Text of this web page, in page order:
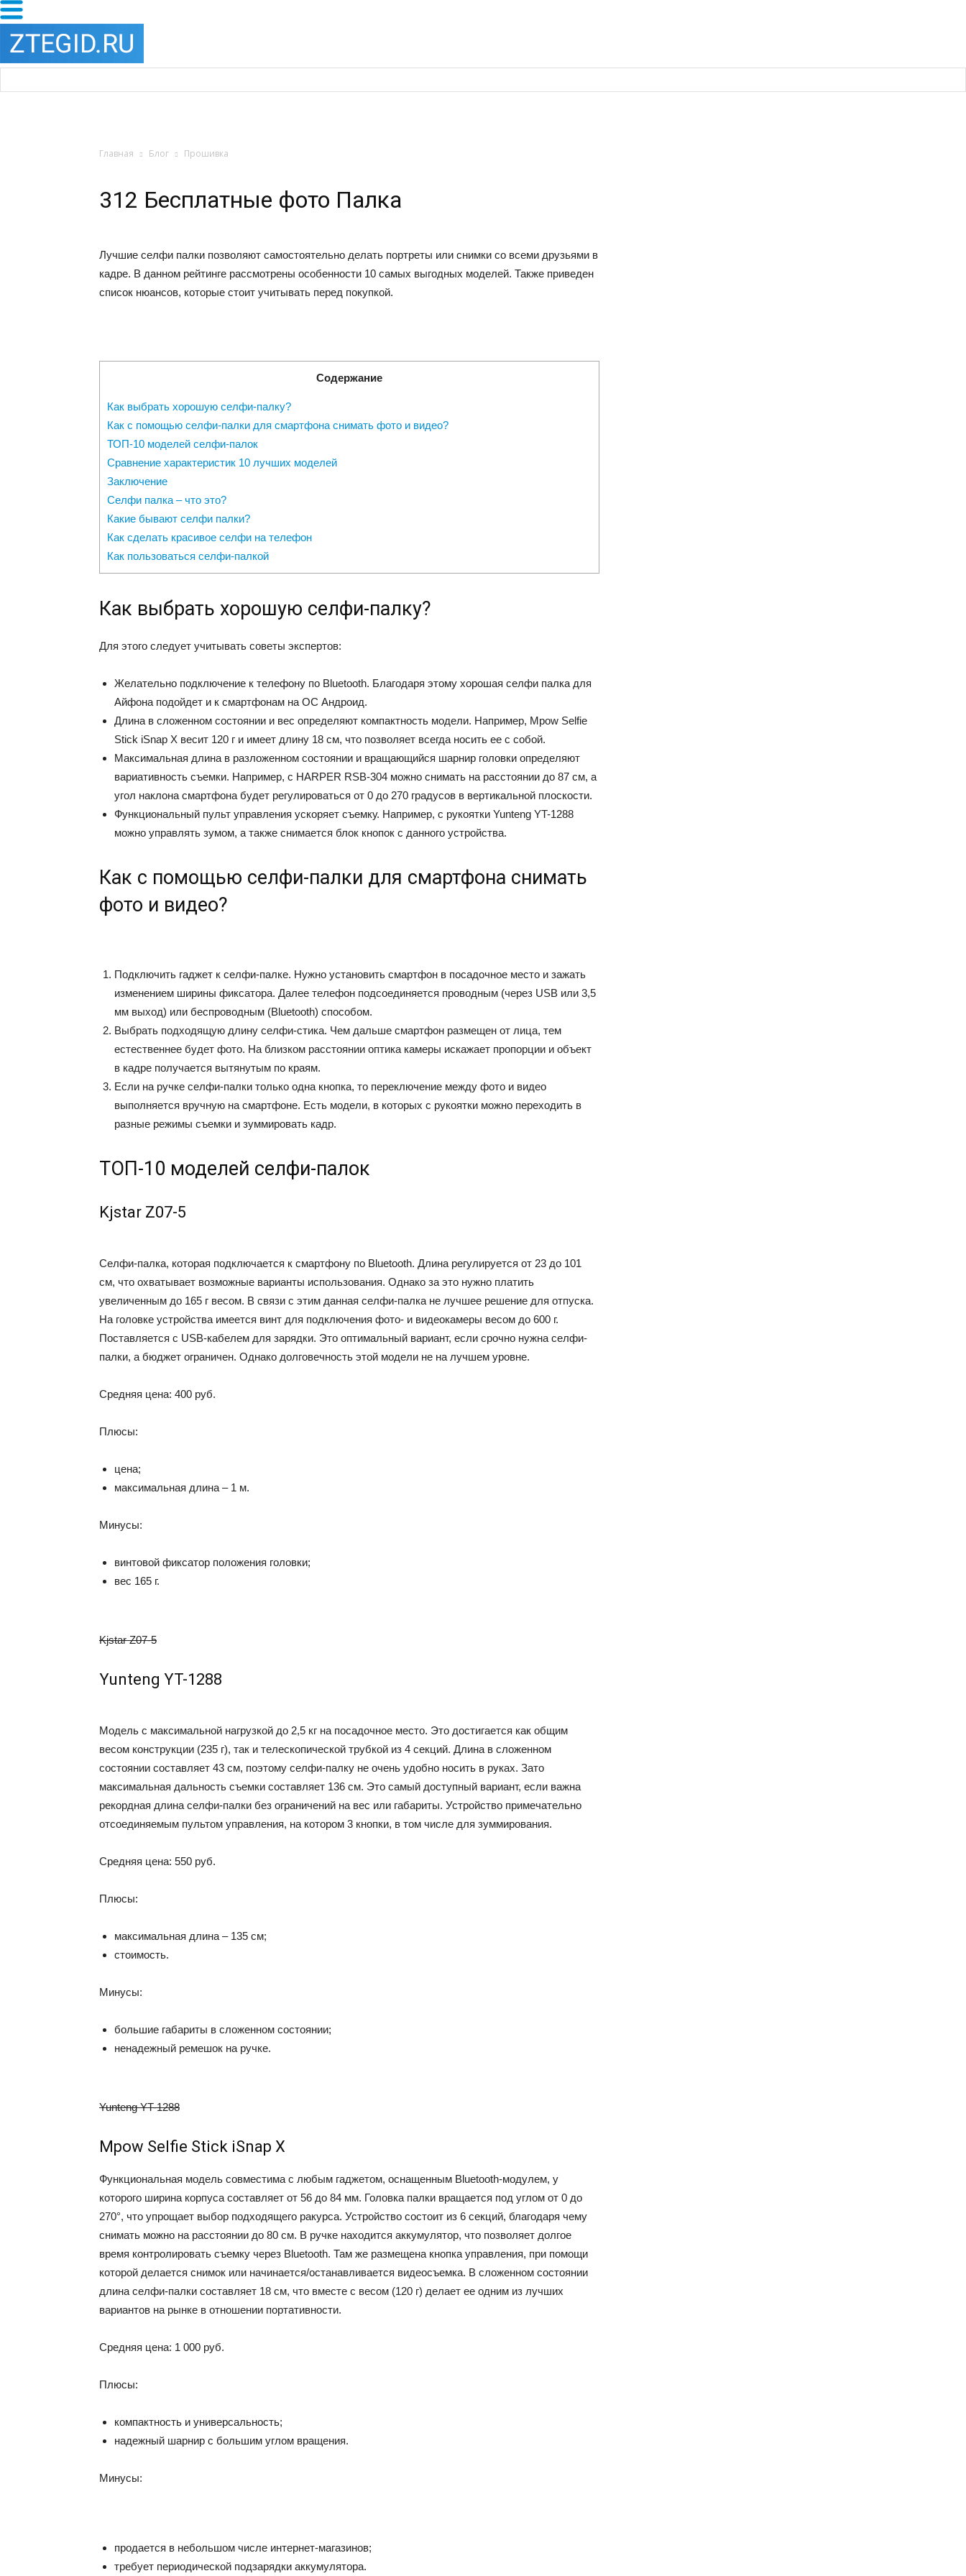
Главная Блог Прошивка
312 Бесплатные фото Палка
Лучшие селфи палки позволяют самостоятельно делать портреты или снимки со всеми друзьями в
кадре. В данном рейтинге рассмотрены особенности 10 самых выгодных моделей. Также приведен
список нюансов, которые стоит учитывать перед покупкой.
Содержание
Как выбрать хорошую селфи-палку?
Как с помощью селфи-палки для смартфона снимать фото и видео?
ТОП-10 моделей селфи-палок
Сравнение характеристик 10 лучших моделей
Заключение
Селфи палка – что это?
Какие бывают селфи палки?
Как сделать красивое селфи на телефон
Как пользоваться селфи-палкой
Как выбрать хорошую селфи-палку?
Для этого следует учитывать советы экспертов:
Желательно подключение к телефону по Bluetooth. Благодаря этому хорошая селфи палка для
Айфона подойдет и к смартфонам на ОС Андроид.
Длина в сложенном состоянии и вес определяют компактность модели. Например, Mpow Selfie
Stick iSnap X весит 120 г и имеет длину 18 см, что позволяет всегда носить ее с собой.
Максимальная длина в разложенном состоянии и вращающийся шарнир головки определяют
вариативность съемки. Например, с HARPER RSB-304 можно снимать на расстоянии до 87 см, а
угол наклона смартфона будет регулироваться от 0 до 270 градусов в вертикальной плоскости.
Функциональный пульт управления ускоряет съемку. Например, с рукоятки Yunteng YT-1288
можно управлять зумом, а также снимается блок кнопок с данного устройства.
Как с помощью селфи-палки для смартфона снимать
фото и видео?
Подключить гаджет к селфи-палке. Нужно установить смартфон в посадочное место и зажать
изменением ширины фиксатора. Далее телефон подсоединяется проводным (через USB или 3,5
мм выход) или беспроводным (Bluetooth) способом.
Выбрать подходящую длину селфи-стика. Чем дальше смартфон размещен от лица, тем
естественнее будет фото. На близком расстоянии оптика камеры искажает пропорции и объект
в кадре получается вытянутым по краям.
Если на ручке селфи-палки только одна кнопка, то переключение между фото и видео
выполняется вручную на смартфоне. Есть модели, в которых с рукоятки можно переходить в
разные режимы съемки и зуммировать кадр.
ТОП-10 моделей селфи-палок
Kjstar Z07-5
Селфи-палка, которая подключается к смартфону по Bluetooth. Длина регулируется от 23 до 101
см, что охватывает возможные варианты использования. Однако за это нужно платить
увеличенным до 165 г весом. В связи с этим данная селфи-палка не лучшее решение для отпуска.
На головке устройства имеется винт для подключения фото- и видеокамеры весом до 600 г.
Поставляется с USB-кабелем для зарядки. Это оптимальный вариант, если срочно нужна селфи-
палки, а бюджет ограничен. Однако долговечность этой модели не на лучшем уровне.
Средняя цена: 400 руб.
Плюсы:
цена;
максимальная длина – 1 м.
Минусы:
винтовой фиксатор положения головки;
вес 165 г.
Kjstar Z07-5
Yunteng YT-1288
Модель с максимальной нагрузкой до 2,5 кг на посадочное место. Это достигается как общим
весом конструкции (235 г), так и телескопической трубкой из 4 секций. Длина в сложенном
состоянии составляет 43 см, поэтому селфи-палку не очень удобно носить в руках. Зато
максимальная дальность съемки составляет 136 см. Это самый доступный вариант, если важна
рекордная длина селфи-палки без ограничений на вес или габариты. Устройство примечательно
отсоединяемым пультом управления, на котором 3 кнопки, в том числе для зуммирования.
Средняя цена: 550 руб.
Плюсы:
максимальная длина – 135 см;
стоимость.
Минусы:
большие габариты в сложенном состоянии;
ненадежный ремешок на ручке.
Yunteng YT-1288
Mpow Selfie Stick iSnap X
Функциональная модель совместима с любым гаджетом, оснащенным Bluetooth-модулем, у
которого ширина корпуса составляет от 56 до 84 мм. Головка палки вращается под углом от 0 до
270°, что упрощает выбор подходящего ракурса. Устройство состоит из 6 секций, благодаря чему
снимать можно на расстоянии до 80 см. В ручке находится аккумулятор, что позволяет долгое
время контролировать съемку через Bluetooth. Там же размещена кнопка управления, при помощи
которой делается снимок или начинается/останавливается видеосъемка. В сложенном состоянии
длина селфи-палки составляет 18 см, что вместе с весом (120 г) делает ее одним из лучших
вариантов на рынке в отношении портативности.
Средняя цена: 1 000 руб.
Плюсы:
компактность и универсальность;
надежный шарнир с большим углом вращения.
Минусы:
продается в небольшом числе интернет-магазинов;
требует периодической подзарядки аккумулятора.